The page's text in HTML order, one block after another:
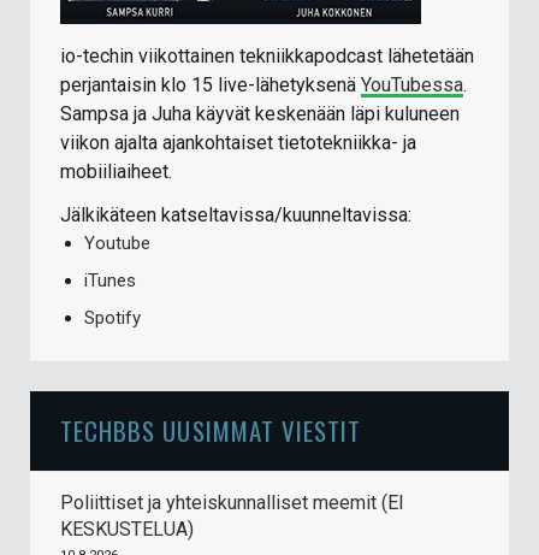
io-techin viikottainen tekniikkapodcast lähetetään
perjantaisin klo 15 live-lähetyksenä YouTubessa.
Sampsa ja Juha käyvät keskenään läpi kuluneen
viikon ajalta ajankohtaiset tietotekniikka- ja
mobiiliaiheet.
Jälkikäteen katseltavissa/kuunneltavissa:
Youtube
iTunes
Spotify
TECHBBS UUSIMMAT VIESTIT
Poliittiset ja yhteiskunnalliset meemit (EI
KESKUSTELUA)